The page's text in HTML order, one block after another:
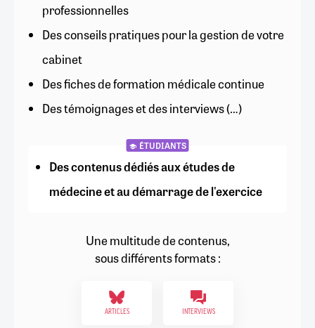
professionnelles
Des conseils pratiques pour la gestion de votre
cabinet
Des fiches de formation médicale continue
Des témoignages et des interviews (…)
ÉTUDIANTS
Des contenus dédiés aux études de
médecine et au démarrage de l'exercice
Une multitude de contenus,
sous différents formats :
ARTICLES INTERVIEWS